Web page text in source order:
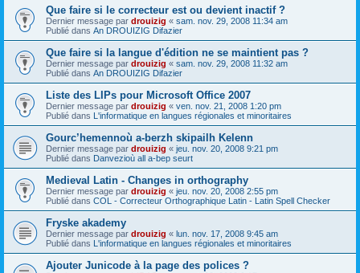
Que faire si le correcteur est ou devient inactif ?
Dernier message par drouizig « sam. nov. 29, 2008 11:34 am
Publié dans An DROUIZIG Difazier
Que faire si la langue d'édition ne se maintient pas ?
Dernier message par drouizig « sam. nov. 29, 2008 11:32 am
Publié dans An DROUIZIG Difazier
Liste des LIPs pour Microsoft Office 2007
Dernier message par drouizig « ven. nov. 21, 2008 1:20 pm
Publié dans L'informatique en langues régionales et minoritaires
Gourc’hemennoù a-berzh skipailh Kelenn
Dernier message par drouizig « jeu. nov. 20, 2008 9:21 pm
Publié dans Danvezioù all a-bep seurt
Medieval Latin - Changes in orthography
Dernier message par drouizig « jeu. nov. 20, 2008 2:55 pm
Publié dans COL - Correcteur Orthographique Latin - Latin Spell Checker
Fryske akademy
Dernier message par drouizig « lun. nov. 17, 2008 9:45 am
Publié dans L'informatique en langues régionales et minoritaires
Ajouter Junicode à la page des polices ?